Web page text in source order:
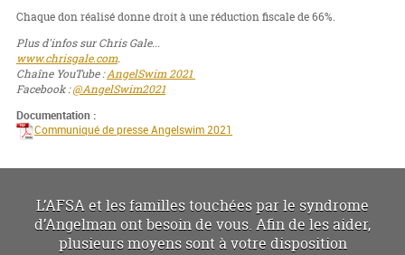
Chaque don réalisé donne droit à une réduction fiscale de 66%.
Plus d'infos sur Chris Gale...
www.chrisgale.com.
Chaîne YouTube :AngelSwim 2021
Facebook :@AngelSwim2021
Documentation :
Communiqué de presse Angelswim 2021
L’AFSA et les familles touchées par le syndrome
d’Angelman ont besoin de vous. Afin de les aider,
plusieurs moyens sont à votre disposition